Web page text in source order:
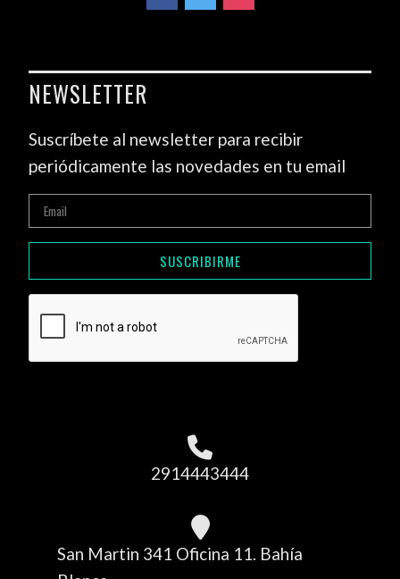
NEWSLETTER
Suscríbete al newsletter para recibir
periódicamente las novedades en tu email
SUSCRIBIRME
2914443444
San Martin 341 Oficina 11. Bahía